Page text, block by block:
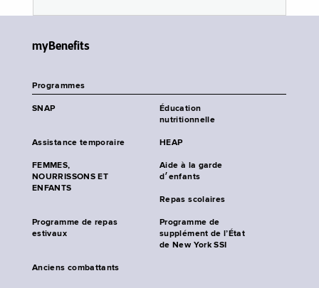
myBenefits
Programmes
SNAP
Éducation
nutritionnelle
Assistance temporaire HEAP
FEMMES,
NOURRISSONS ET
ENFANTS
Aide à la garde
d׳enfants
Repas scolaires
Programme de repas
estivaux
Programme de
supplément de l’État
de New York SSI
Anciens combattants